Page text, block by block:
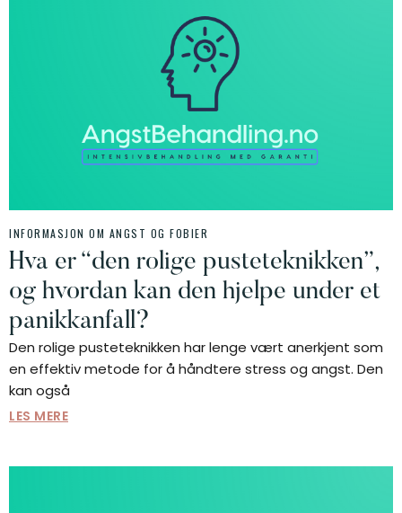
INFORMASJON OM ANGST OG FOBIER
Hva er “den rolige pusteteknikken”,
og hvordan kan den hjelpe under et
panikkanfall?
Den rolige pusteteknikken har lenge vært anerkjent som
en effektiv metode for å håndtere stress og angst. Den
kan også
LES MERE